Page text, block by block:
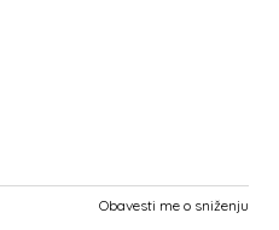
Obavesti me o sniženju